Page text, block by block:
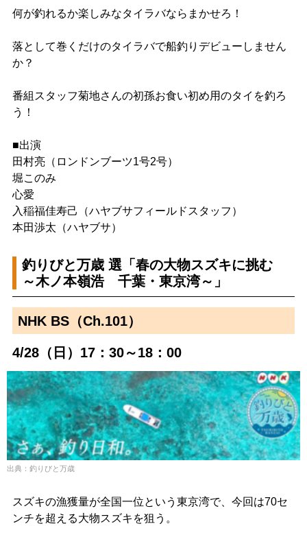
何が釣れるか楽しみなタイラバならまかせろ！
落として巻くだけのタイラバで船釣りデビューしません
か？
番組スタッフ菊地さんの初孫お食い初め用のタイを釣ろ
う！
■出演
田村亮（ロンドンブーツ1号2号）
堀このみ
心愛
入稲福佳寿己（ハヤブサフィールドスタッフ）
本田渉太（ハヤブサ）
釣りびと万歳 選「春の大物スズキに挑む
～木ノ本嶺浩 千葉・東京湾～」
NHK BS（Ch.101）
4/28（日）17：30～18：00
出典：釣りびと万歳
スズキの漁獲量が全国一位という東京湾で、今回は70セ
ンチを超える大物スズキを狙う。